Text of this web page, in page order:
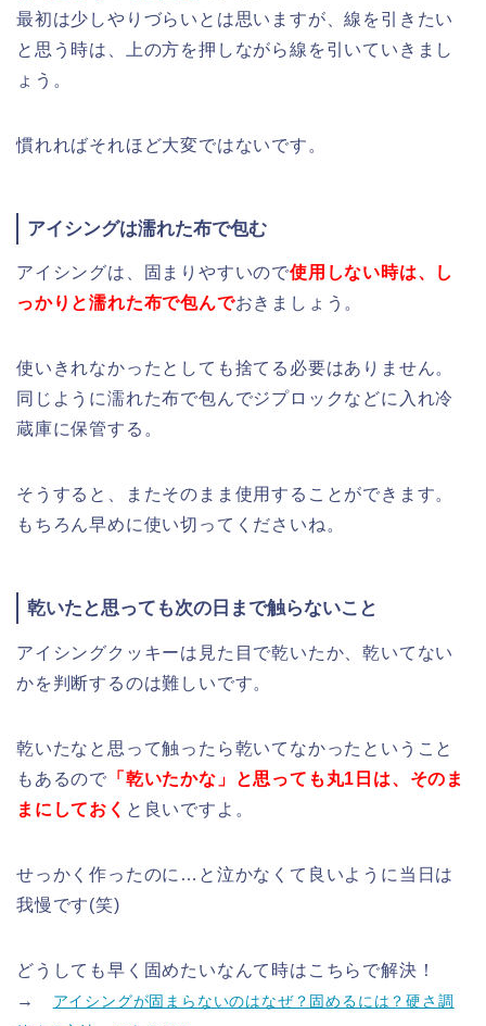
最初は少しやりづらいとは思いますが、線を引きたい
と思う時は、上の方を押しながら線を引いていきまし
ょう。
慣れればそれほど大変ではないです。
アイシングは濡れた布で包む
アイシングは、固まりやすいので使用しない時は、し
っかりと濡れた布で包んでおきましょう。
使いきれなかったとしても捨てる必要はありません。
同じように濡れた布で包んでジプロックなどに入れ冷
蔵庫に保管する。
そうすると、またそのまま使用することができます。
もちろん早めに使い切ってくださいね。
乾いたと思っても次の日まで触らないこと
アイシングクッキーは見た目で乾いたか、乾いてない
かを判断するのは難しいです。
乾いたなと思って触ったら乾いてなかったということ
もあるので 「乾いたかな」と思っても丸1日は、そのま
まにしておく と良いですよ。
せっかく作ったのに…と泣かなくて良いように当日は
我慢です(笑)
どうしても早く固めたいなんて時はこちらで解決！
→
アイシングが固まらないのはなぜ？固めるには？硬さ調